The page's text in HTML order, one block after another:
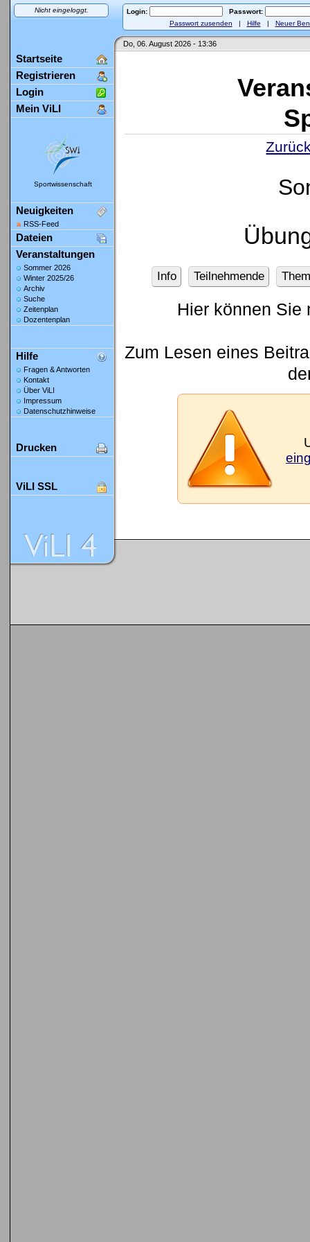
Nicht eingeloggt. Login:
Passwort:
Passwort zusenden | Hilfe | Neuer
Do, 06. August 2026 - 13:36
Startseite
Registrieren
Login
Mein ViLI
Sportwissenschaft
Neuigkeiten
RSS-Feed
Dateien
Veranstaltungen
Sommer 2026
Winter 2025/26
Archiv
Suche
Zeitenplan
Dozentenplan
Hilfe
Fragen & Antworten
Kontakt
Über ViLI
Impressum
Datenschutzhinweise
Drucken
ViLI SSL
Info Teilnehmende
Hier können Sie
Zum Lesen eines